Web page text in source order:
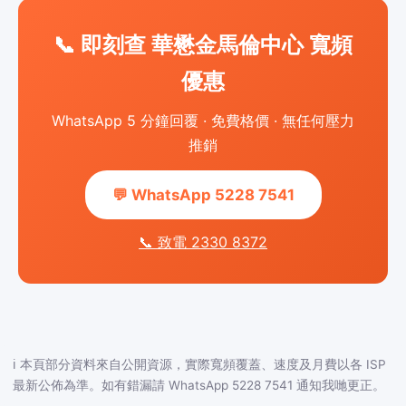
📞 即刻查 華懋金馬倫中心 寬頻
優惠
WhatsApp 5 分鐘回覆 · 免費格價 · 無任何壓力
推銷
💬 WhatsApp 5228 7541
📞 致電 2330 8372
ℹ️ 本頁部分資料來自公開資源，實際寬頻覆蓋、速度及月費以各 ISP
最新公佈為準。如有錯漏請 WhatsApp 5228 7541 通知我哋更正。